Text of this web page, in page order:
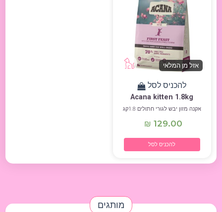
אזל מן המלאי
להכניס לסל
Acana kitten 1.8kg
אקנה מזון יבש לגורי חתולים 1.8קג
₪ 129.00
להכניס לסל
מותגים